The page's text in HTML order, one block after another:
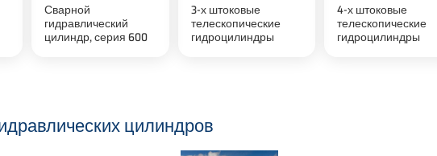
Сварной
гидравлический
цилиндр, серия 600
3-х штоковые
телескопические
гидроцилиндры
4-х штоковые
телескопические
гидроцилиндры
цилиндров